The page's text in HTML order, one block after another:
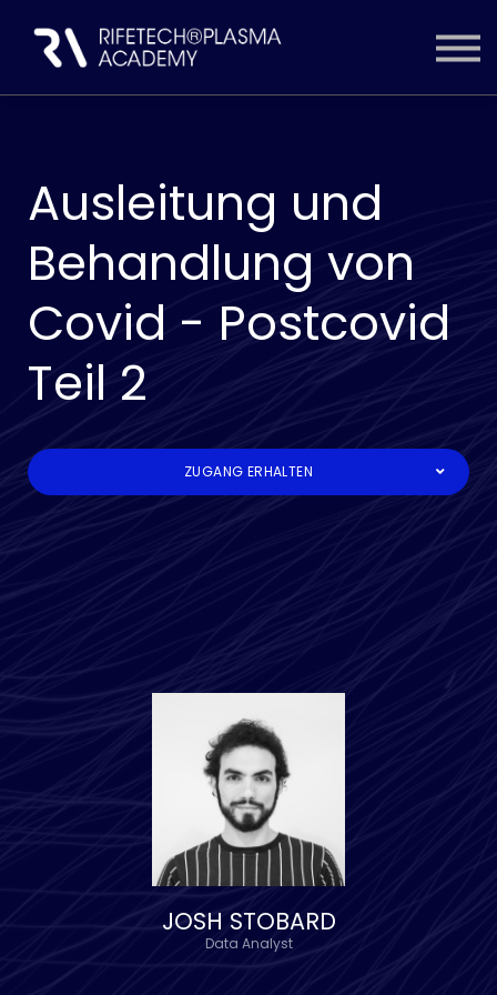
INHALTE
EINLOGGEN
Ausleitung und
Behandlung von
Covid - Postcovid
Teil 2
ZUGANG ERHALTEN
JOSH STOBARD
Data Analyst